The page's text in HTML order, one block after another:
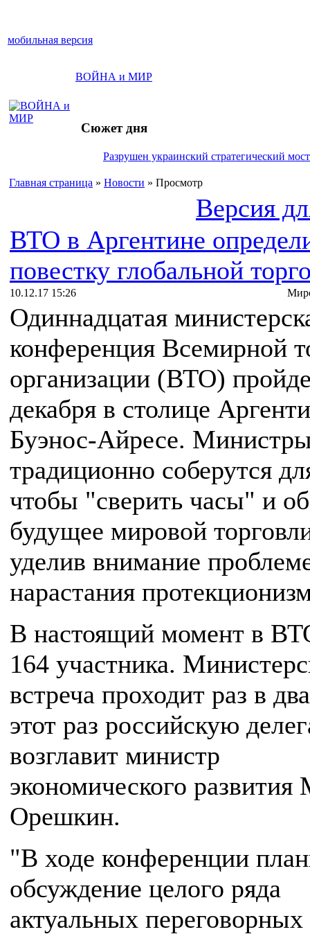
мобильная версия
ВОЙНА и МИР
Сюжет дня
Разрушен украинский стратегический
Главная страница » Новости » Просмотр
Версия
ВТО в Аргентине
повестку глобальной
10.12.17 15:26
Одиннадцатая
конференция Всемирной
организации (ВТО)
декабря в столице
Буэнос-Айресе.
традиционно соберутся
чтобы "сверить часы" и
будущее мировой
уделив внимание
нарастания
В настоящий момент в
164 участника.
встреча проходит раз в
этот раз российскую
возглавит министр
экономического
Орешкин.
"В ходе конференции
обсуждение целого ряда
актуальных